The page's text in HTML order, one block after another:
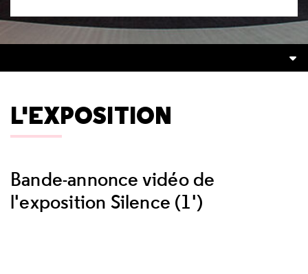
L'EXPOSITION
Bande-annonce vidéo de
l'exposition Silence (1')